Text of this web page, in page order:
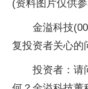
(资料图片仅供
金溢科技
复投资者关心的
投资者：请